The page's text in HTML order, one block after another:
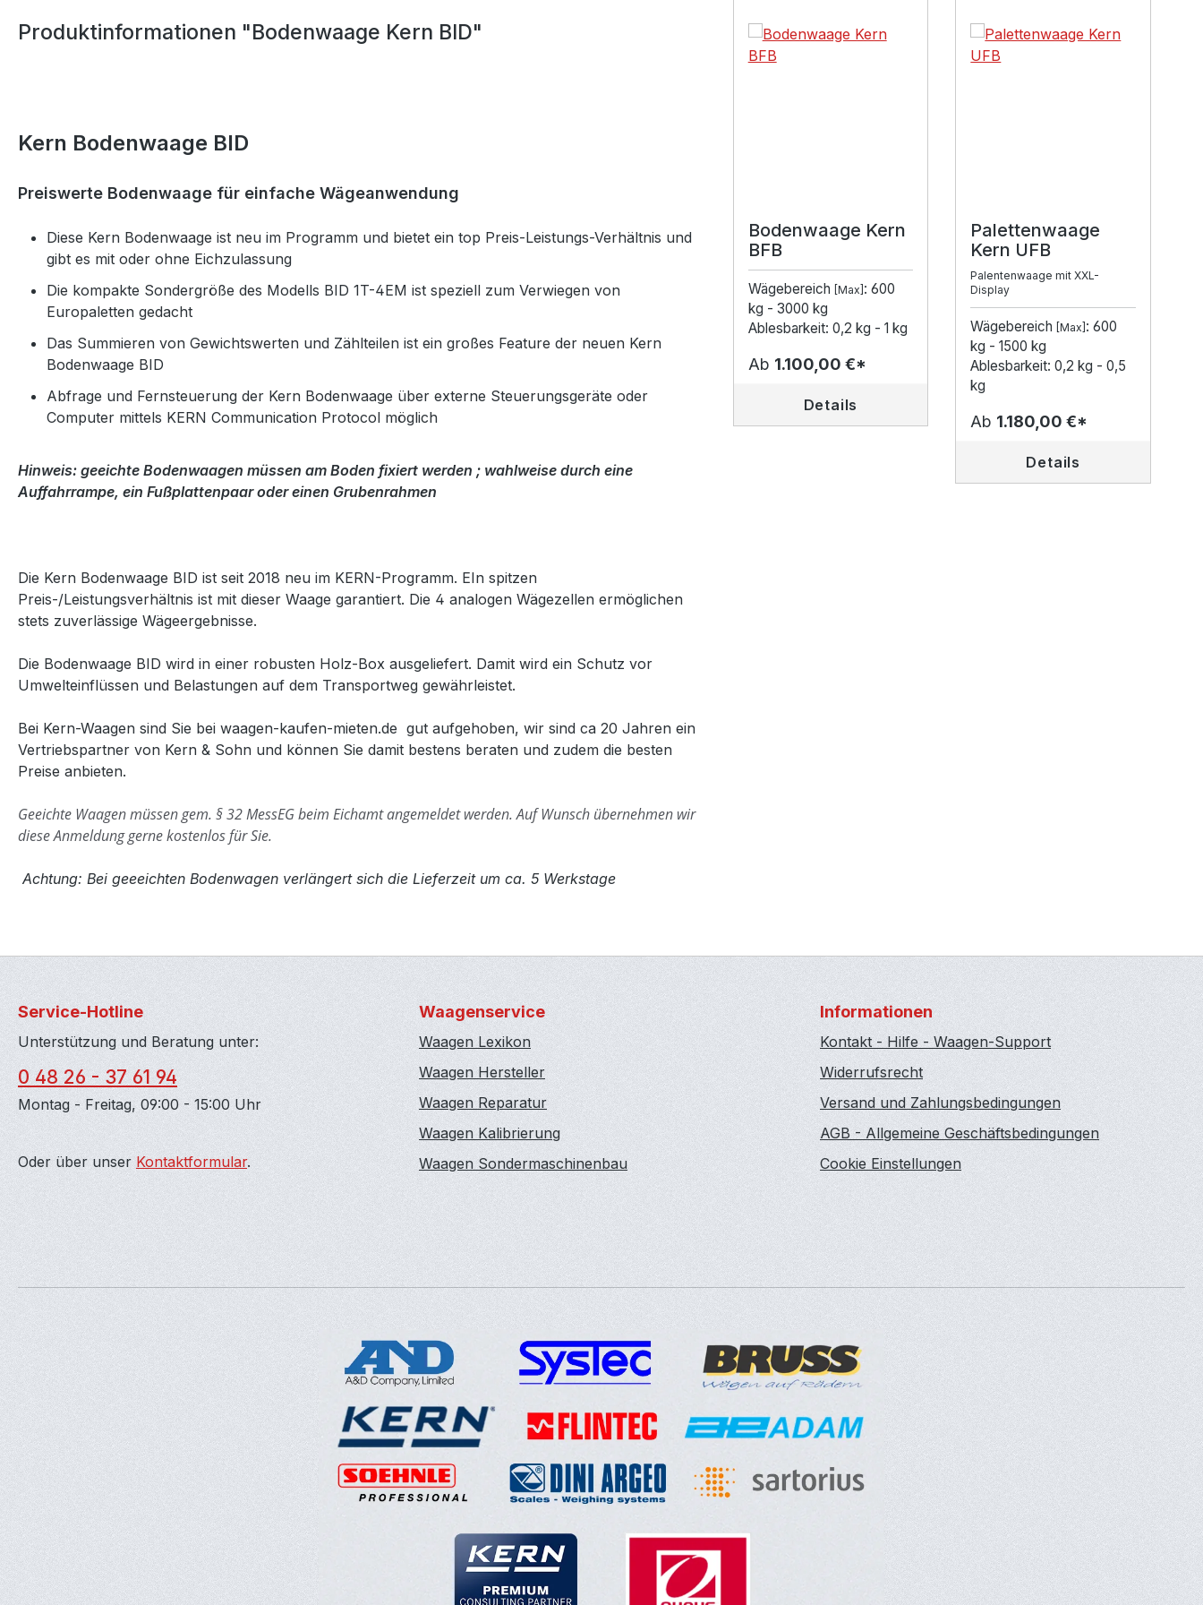
Produktinformationen "Bodenwaage Kern BID"
Kern Bodenwaage BID
Preiswerte Bodenwaage für einfache Wägeanwendung
Diese Kern Bodenwaage ist neu im Programm und bietet ein top Preis-Leistungs-Verhältnis und
gibt es mit oder ohne Eichzulassung
Die kompakte Sondergröße des Modells BID 1T-4EM ist speziell zum Verwiegen von
Europaletten gedacht
Das Summieren von Gewichtswerten und Zählteilen ist ein großes Feature der neuen Kern
Bodenwaage BID
Abfrage und Fernsteuerung der Kern Bodenwaage über externe Steuerungsgeräte oder
Computer mittels KERN Communication Protocol möglich
Hinweis: geeichte Bodenwaagen müssen am Boden fixiert werden ; wahlweise durch eine
Auffahrrampe, ein Fußplattenpaar oder einen Grubenrahmen
Die Kern Bodenwaage BID ist seit 2018 neu im KERN-Programm. EIn spitzen
Preis-/Leistungsverhältnis ist mit dieser Waage garantiert. Die 4 analogen Wägezellen ermöglichen
stets zuverlässige Wägeergebnisse.
Die Bodenwaage BID wird in einer robusten Holz-Box ausgeliefert. Damit wird ein Schutz vor
Umwelteinflüssen und Belastungen auf dem Transportweg gewährleistet.
Bei Kern-Waagen sind Sie bei waagen-kaufen-mieten.de gut aufgehoben, wir sind ca 20 Jahren ein
Vertriebspartner von Kern & Sohn und können Sie damit bestens beraten und zudem die besten
Preise anbieten.
Geeichte Waagen müssen gem. § 32 MessEG beim Eichamt angemeldet werden.Auf Wunsch übernehmen wir
diese Anmeldung gerne kostenlos für Sie.
Achtung: Bei geeeichten Bodenwagen verlängert sich die Lieferzeit um ca. 5 Werkstage
Bodenwaage Kern
BFB
Wägebereich [Max] : 600
kg - 3000 kg
Ablesbarkeit: 0,2 kg - 1 kg
Ab 1.100,00 €*
Details
Palettenwaage
Kern UFB
Palentenwaage mit XXL-
Display
Wägebereich [Max] : 600
kg - 1500 kg
Ablesbarkeit: 0,2 kg - 0,5
kg
Ab 1.180,00 €*
Details
Service-Hotline
Unterstützung und Beratung unter:
0 48 26 - 37 61 94
Montag - Freitag, 09:00 - 15:00 Uhr
Oder über unser Kontaktformular.
Waagenservice
Waagen Lexikon
Waagen Hersteller
Waagen Reparatur
Waagen Kalibrierung
Waagen Sondermaschinenbau
Informationen
Kontakt - Hilfe - Waagen-Support
Widerrufsrecht
Versand und Zahlungsbedingungen
AGB - Allgemeine Geschäftsbedingungen
Cookie Einstellungen